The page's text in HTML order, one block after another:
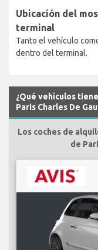
Ubicación del
terminal
Tanto el vehículo
dentro del terminal.
¿Qué vehículos
Paris Charles De
Los coches de
de